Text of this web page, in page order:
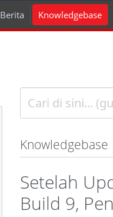
Berita Knowledgebase
Knowledgebase
Setelah
Build 9,